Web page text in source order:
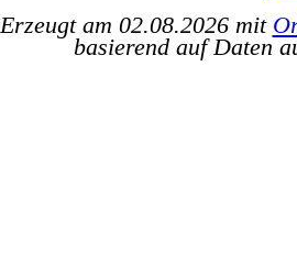
Erzeugt am 02.08.2026 mit
basierend auf Daten